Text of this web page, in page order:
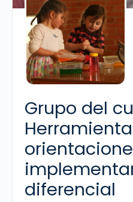
Grupo del
diferencial